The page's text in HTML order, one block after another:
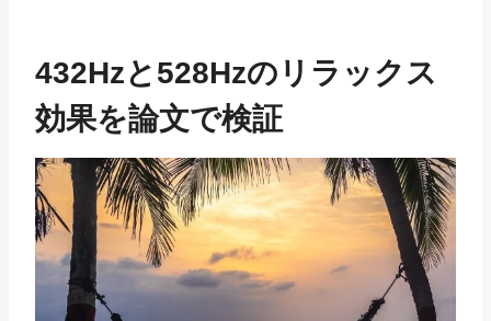
432Hzと528Hzのリラックス
効果を論文で検証